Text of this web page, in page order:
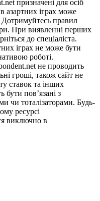
призначені для осіб
азартних іграх може
Дотримуйтесь правил
При виявленні перших
до спеціаліста.
іграх не може бути
роботі.
не проводить
гроші, також сайт не
ставок та інших
бути пов’язані з
чи тоталізаторами. Будь-
ресурсі
виключно в